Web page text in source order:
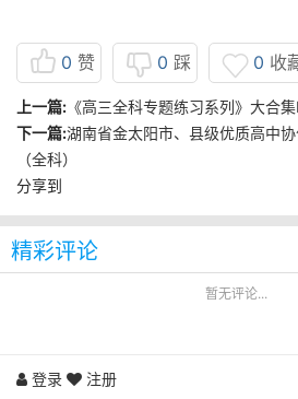
0 赞 0 踩 0 收
上一篇: 《高三全科专题练习系列》大合
下一篇:湖南省金太阳市、县级优质高中
（全科）
分享到
精彩评论
暂无评论...
登录 注册